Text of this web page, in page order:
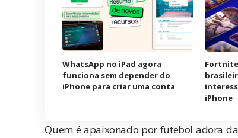
WhatsApp no iPad agora
funciona sem depender do
iPhone para criar uma conta
iPhone
Quem é apaixonado por futebol adora